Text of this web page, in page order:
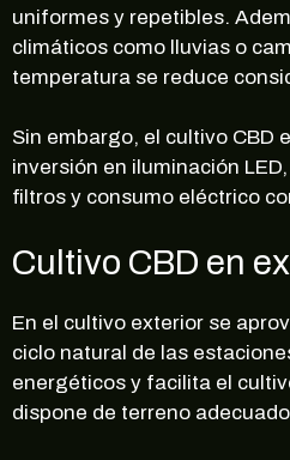
uniformes y repetibles.
climáticos como lluvias o
temperatura se reduce
Sin embargo, el cultivo CBD
inversión en iluminación
filtros y consumo eléctrico
Cultivo CBD en
En el cultivo exterior se
ciclo natural de las
energéticos y facilita el
dispone de terreno